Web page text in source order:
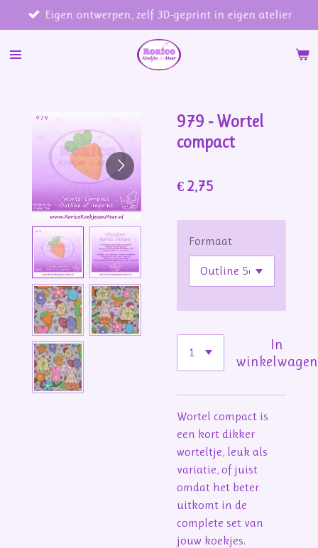
direct
naar
Eigen ontwerpen, zelf 3D-geprint in eigen atelier
979 - Wortel
compact
€ 2,75
Formaat
In
winkelwagen
Wortel compact is
een kort dikker
worteltje, leuk als
variatie, of juist
omdat het beter
uitkomt in de
complete set van
jouw koekjes.